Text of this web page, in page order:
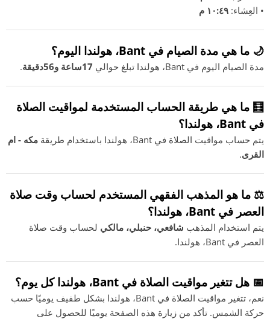
• العِشاء: ١٠:٤٩ م
🌙 ما هي مدة الصيام في Bant، هولندا اليوم؟
مدة الصيام اليوم في Bant، هولندا تبلغ حوالي 17ساعة و56دقيقة .
🧮 ما هي طريقة الحساب المستخدمة لمواقيت الصلاة
في Bant، هولندا؟
يتم حساب مواقيت الصلاة في Bant، هولندا باستخدام طريقة
مكه - ام
القرى.
⚖️ ما هو المذهب الفقهي المستخدم لحساب وقت صلاة
العصر في Bant، هولندا؟
يتم استخدام المذهب شافعي، حنبلي، مالكي لحساب وقت صلاة
العصر في Bant، هولندا.
📅 هل تتغير مواقيت الصلاة في Bant، هولندا كل يوم؟
نعم، تتغير مواقيت الصلاة في Bant، هولندا بشكل طفيف يوميًا حسب
حركة الشمس. تأكد من زيارة هذه الصفحة يوميًا للحصول على